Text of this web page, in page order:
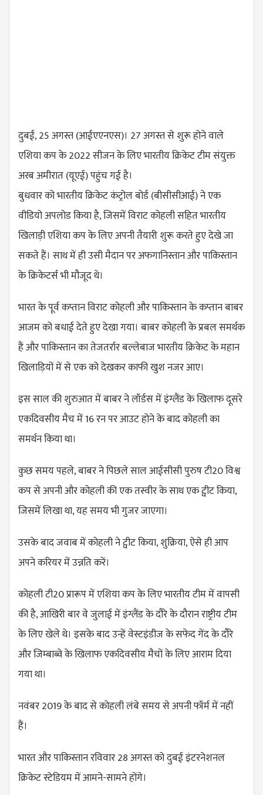
दुबई, 25 अगस्त (आईएएनएस)। 27 अगस्त से शुरू होने वाले
एशिया कप के 2022 सीजन के लिए भारतीय क्रिकेट टीम संयुक्त
अरब अमीरात (यूएई) पहुंच गई है।
बुधवार को भारतीय क्रिकेट कंट्रोल बोर्ड (बीसीसीआई) ने एक
वीडियो अपलोड किया है, जिसमें विराट कोहली सहित भारतीय
खिलाड़ी एशिया कप के लिए अपनी तैयारी शुरू करते हुए देखे जा
सकते हैं। साथ में ही उसी मैदान पर अफगानिस्तान और पाकिस्तान
के क्रिकेटर्स भी मौजूद थे।
भारत के पूर्व कप्तान विराट कोहली और पाकिस्तान के कप्तान बाबर
आजम को बधाई देते हुए देखा गया। बाबर कोहली के प्रबल समर्थक
हैं और पाकिस्तान का तेजतर्रार बल्लेबाज भारतीय क्रिकेट के महान
खिलाड़ियों में से एक को देखकर काफी खुश नजर आए।
इस साल की शुरुआत में बाबर ने लॉर्डस में इंग्लैंड के खिलाफ दूसरे
एकदिवसीय मैच में 16 रन पर आउट होने के बाद कोहली का
समर्थन किया था।
कुछ समय पहले, बाबर ने पिछले साल आईसीसी पुरुष टी20 विश्व
कप से अपनी और कोहली की एक तस्वीर के साथ एक ट्वीट किया,
जिसमें लिखा था, यह समय भी गुजर जाएगा।
उसके बाद जवाब में कोहली ने ट्वीट किया, शुक्रिया, ऐसे ही आप
अपने करियर में उन्नति करें।
कोहली टी20 प्रारूप में एशिया कप के लिए भारतीय टीम में वापसी
की है, आखिरी बार वे जुलाई में इंग्लैंड के दौरे के दौरान राष्ट्रीय टीम
के लिए खेले थे। इसके बाद उन्हें वेस्टइंडीज के सफेद गेंद के दौरे
और जिम्बाब्वे के खिलाफ एकदिवसीय मैचों के लिए आराम दिया
गया था।
नवंबर 2019 के बाद से कोहली लंबे समय से अपनी फॉर्म में नहीं
हैं।
भारत और पाकिस्तान रविवार 28 अगस्त को दुबई इंटरनेशनल
क्रिकेट स्टेडियम में आमने-सामने होंगे।